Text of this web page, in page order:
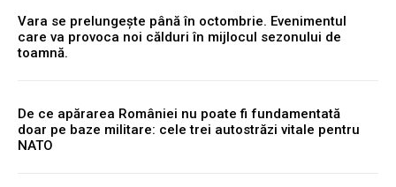
Vara se prelungește până în octombrie. Evenimentul
care va provoca noi călduri în mijlocul sezonului de
toamnă.
De ce apărarea României nu poate fi fundamentată
doar pe baze militare: cele trei autostrăzi vitale pentru
NATO